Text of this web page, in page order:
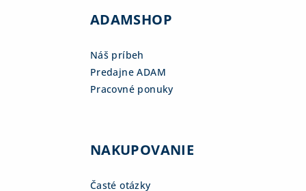
ADAMSHOP
Náš príbeh
Predajne ADAM
Pracovné ponuky
NAKUPOVANIE
Časté otázky